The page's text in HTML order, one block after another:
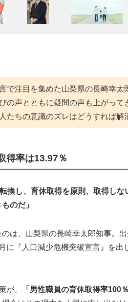
で注目を集めた山梨県の長崎幸
の声とともに疑問の声も上がって
たちの意識のズレはどうすれば
得率は13.97％
転換し、育休取得を原則、取得し
のだ」
は、山梨県の長崎幸太郎知事。
に『人口減少危機突破宣言』を出
が、 「男性職員の育休取得率100